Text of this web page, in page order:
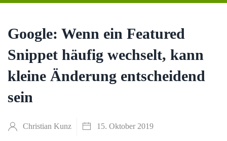
Google: Wenn ein Featured
Snippet häufig wechselt, kann
kleine Änderung entscheidend
sein
Christian Kunz 15. Oktober 2019